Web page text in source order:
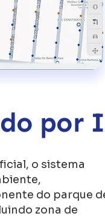
por
o sistema
do parque
zona de